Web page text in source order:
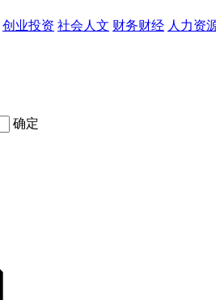
创业投资 社会人文 财务财经 人力资
确定